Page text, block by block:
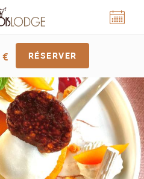
RÉSERVER
€